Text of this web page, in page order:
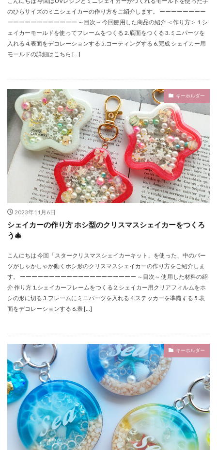
のひらサイズのミニシェイカーの作り方をご紹介します。 ーーーーーーーー
ーーーーーーーーーーーー ～目次～ 今回使用した商品の紹介 ＜作り方＞ 1.シ
ェイカーモールドを使ってフレームをつくる 2.底面をつくる 3.ミニパーツを
入れる 4.表面をデコレーションする 5.コーティングする 6.完成 シェイカー用
モールドの詳細はこちら […]
キーホルダー
2023年11月6日
シェイカーの作り方 ホシ型のクリスマスシェイカーをつくろ
う🎄
こんにちは 今回「スタークリスマスシェイカーキット」を使った、中のパー
ツがしゃかしゃか動くホシ形のクリスマスシェイカーの作り方をご紹介しま
す。 ーーーーーーーーーーーーーーーーーーーー ～目次～ 使用した材料の紹
介 作り方 1.シェイカーフレームをつくる 2.シェイカー用クリアフィルムをホ
シの形に切る 3.フレームにミニパーツを入れる 4.ステッカーを準備する 5.表
面をデコレーションする 6.表 […]
キーホルダー